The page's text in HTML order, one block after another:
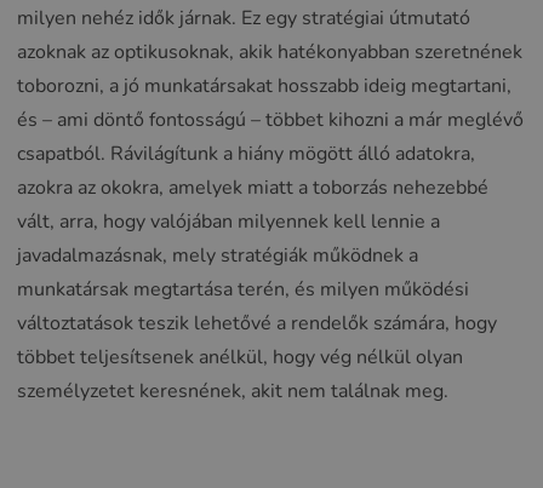
milyen nehéz idők járnak. Ez egy stratégiai útmutató
azoknak az optikusoknak, akik hatékonyabban szeretnének
toborozni, a jó munkatársakat hosszabb ideig megtartani,
és – ami döntő fontosságú – többet kihozni a már meglévő
csapatból. Rávilágítunk a hiány mögött álló adatokra,
azokra az okokra, amelyek miatt a toborzás nehezebbé
vált, arra, hogy valójában milyennek kell lennie a
javadalmazásnak, mely stratégiák működnek a
munkatársak megtartása terén, és milyen működési
változtatások teszik lehetővé a rendelők számára, hogy
többet teljesítsenek anélkül, hogy vég nélkül olyan
személyzetet keresnének, akit nem találnak meg.